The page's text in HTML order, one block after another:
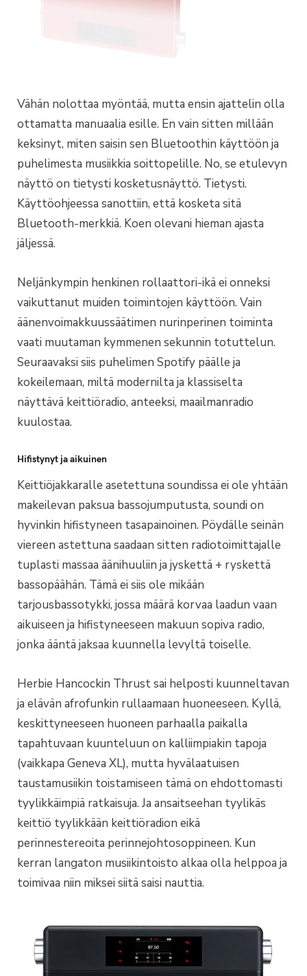
Vähän nolottaa myöntää, mutta ensin ajattelin olla
ottamatta manuaalia esille. En vain sitten millään
keksinyt, miten saisin sen Bluetoothin käyttöön ja
puhelimesta musiikkia soittopelille. No, se etulevyn
näyttö on tietysti kosketusnäyttö. Tietysti.
Käyttöohjeessa sanottiin, että kosketa sitä
Bluetooth-merkkiä. Koen olevani hieman ajasta
jäljessä.
Neljänkympin henkinen rollaattori-ikä ei onneksi
vaikuttanut muiden toimintojen käyttöön. Vain
äänenvoimakkuussäätimen nurinperinen toiminta
vaati muutaman kymmenen sekunnin totuttelun.
Seuraavaksi siis puhelimen Spotify päälle ja
kokeilemaan, miltä modernilta ja klassiselta
näyttävä keittiöradio, anteeksi, maailmanradio
kuulostaa.
Hifistynyt ja aikuinen
Keittiöjakkaralle asetettuna soundissa ei ole yhtään
makeilevan paksua bassojumputusta, soundi on
hyvinkin hifistyneen tasapainoinen. Pöydälle seinän
viereen astettuna saadaan sitten radiotoimittajalle
tuplasti massaa äänihuuliin ja jyskettä + ryskettä
bassopäähän. Tämä ei siis ole mikään
tarjousbassotykki, jossa määrä korvaa laadun vaan
aikuiseen ja hifistyneeseen makuun sopiva radio,
jonka ääntä jaksaa kuunnella levyltä toiselle.
Herbie Hancockin Thrust sai helposti kuunneltavan
ja elävän afrofunkin rullaamaan huoneeseen. Kyllä,
keskittyneeseen huoneen parhaalla paikalla
tapahtuvaan kuunteluun on kalliimpiakin tapoja
(vaikkapa Geneva XL), mutta hyvälaatuisen
taustamusiikin toistamiseen tämä on ehdottomasti
tyylikkäimpiä ratkaisuja. Ja ansaitseehan tyylikäs
keittiö tyylikkään keittiöradion eikä
perinnestereoita perinnejohtosoppineen. Kun
kerran langaton musiikintoisto alkaa olla helppoa ja
toimivaa niin miksei siitä saisi nauttia.